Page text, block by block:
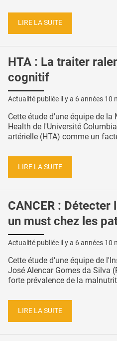
LIRE LA SUITE
HTA : La traiter
cognitif
Actualité publiée il y a 6 années 10
Cette étude d'une équipe de
Health de l'Université
artérielle (HTA) comme un
LIRE LA SUITE
CANCER :
un must chez les
Actualité publiée il y a 6 années 10
Cette étude d’une équipe de
José Alencar Gomes da Silva
forte prévalence de la
LIRE LA SUITE